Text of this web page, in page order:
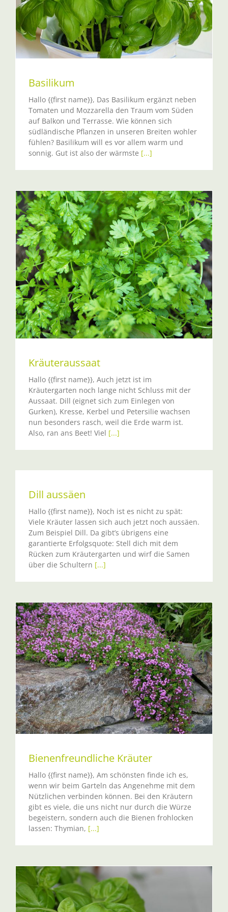
Basilikum
Hallo {{first name}}, Das Basilikum ergänzt neben
Tomaten und Mozzarella den Traum vom Süden
auf Balkon und Terrasse. Wie können sich
südländische Pflanzen in unseren Breiten wohler
fühlen? Basilikum will es vor allem warm und
sonnig. Gut ist also der wärmste [...]
Kräuteraussaat
Hallo {{first name}}, Auch jetzt ist im
Kräutergarten noch lange nicht Schluss mit der
Aussaat. Dill (eignet sich zum Einlegen von
Gurken), Kresse, Kerbel und Petersilie wachsen
nun besonders rasch, weil die Erde warm ist.
Also, ran ans Beet! Viel [...]
Dill aussäen
Hallo {{first name}}, Noch ist es nicht zu spät:
Viele Kräuter lassen sich auch jetzt noch aussäen.
Zum Beispiel Dill. Da gibt’s übrigens eine
garantierte Erfolgsquote: Stell dich mit dem
Rücken zum Kräutergarten und wirf die Samen
über die Schultern [...]
Bienenfreundliche Kräuter
Hallo {{first name}}, Am schönsten finde ich es,
wenn wir beim Garteln das Angenehme mit dem
Nützlichen verbinden können. Bei den Kräutern
gibt es viele, die uns nicht nur durch die Würze
begeistern, sondern auch die Bienen frohlocken
lassen: Thymian, [...]